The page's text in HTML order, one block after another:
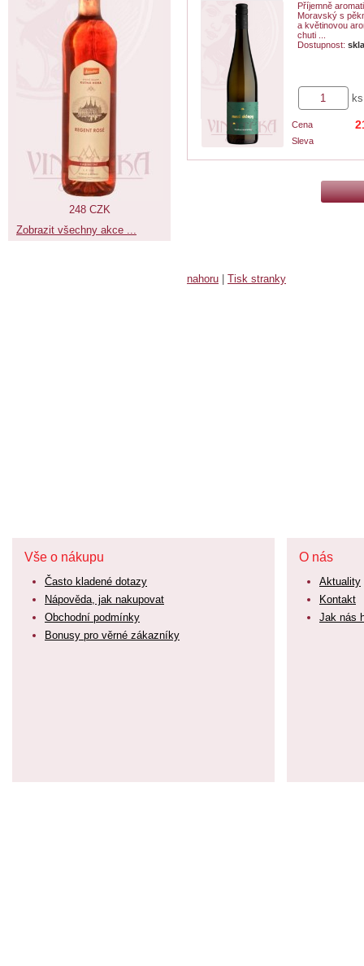
Příjemně
Moravský s
a květinovou
chuti ...
Dostupnost:
ks
Cena
Sleva
nahoru Tisk stranky
248 CZK
Zobrazit všechny akce ...
Vše o nákupu
Často kladené dotazy
Nápověda, jak nakupovat
Obchodní podmínky
Bonusy pro věrné zákazníky
O nás
Aktuality
Kontakt
Jak nás